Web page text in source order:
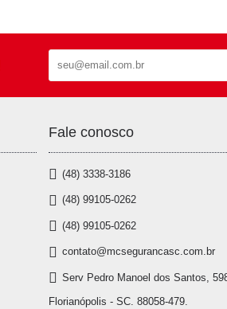
Fale conosco
(48) 3338-3186
(48) 99105-0262
(48) 99105-0262
contato@mcsegurancasc.com.br
Serv Pedro Manoel dos Santos,
Florianópolis - SC. 88058-479.